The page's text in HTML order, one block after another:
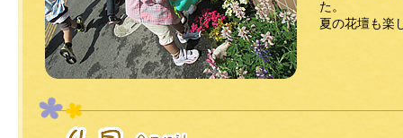
た。
夏の花壇も楽